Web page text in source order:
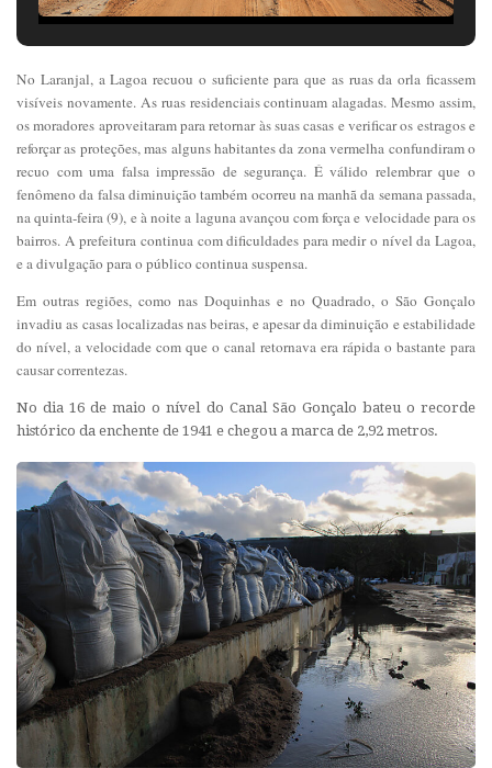
No Laranjal, a Lagoa recuou o suficiente para que as ruas da orla ficassem
visíveis novamente. As ruas residenciais continuam alagadas. Mesmo assim,
os moradores aproveitaram para retornar às suas casas e verificar os estragos e
reforçar as proteções, mas alguns habitantes da zona vermelha confundiram o
recuo com uma falsa impressão de segurança. É válido relembrar que o
fenômeno da falsa diminuição também ocorreu na manhã da semana passada,
na quinta-feira (9), e à noite a laguna avançou com força e velocidade para os
bairros. A prefeitura continua com dificuldades para medir o nível da Lagoa,
e a divulgação para o público continua suspensa.
Em outras regiões, como nas Doquinhas e no Quadrado, o São Gonçalo
invadiu as casas localizadas nas beiras, e apesar da diminuição e estabilidade
do nível, a velocidade com que o canal retornava era rápida o bastante para
causar correntezas.
No dia 16 de maio o nível do Canal São Gonçalo bateu o recorde
histórico da enchente de 1941 e chegou a marca de 2,92 metros.